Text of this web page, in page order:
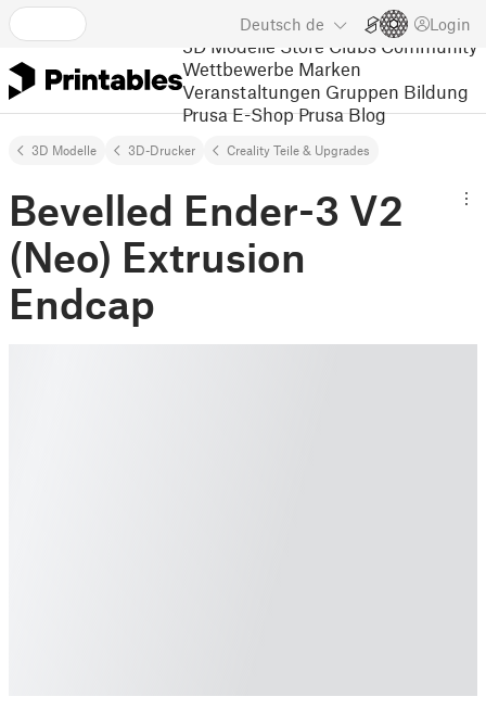
Deutsch de Login
3D Modelle Store Clubs Community
Wettbewerbe Marken
Veranstaltungen Gruppen Bildung
Prusa E-Shop Prusa Blog
3D Modelle 3D-Drucker Creality Teile & Upgrades
Bevelled Ender-3 V2
(Neo) Extrusion
Endcap